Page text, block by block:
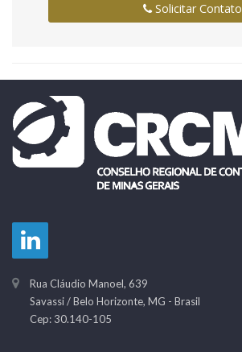
Solicitar Contato
Rua Cláudio Manoel, 639
Savassi/Belo Horizonte, MG - Brasil
Cep: 30.140-105